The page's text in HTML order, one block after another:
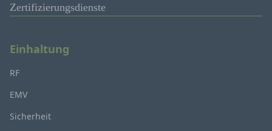
Zertifizierungsdienste
Einhaltung
RF
EMV
Sicherheit